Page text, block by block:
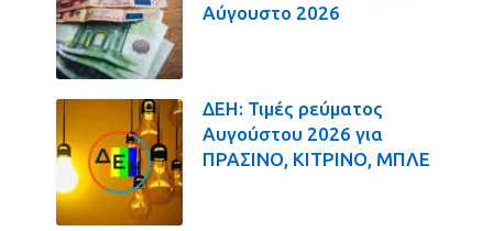
Αύγουστο 2026
ΔΕΗ: Τιμές ρεύματος
Αυγούστου 2026 για
ΠΡΑΣΙΝΟ, ΚΙΤΡΙΝΟ, ΜΠΛΕ